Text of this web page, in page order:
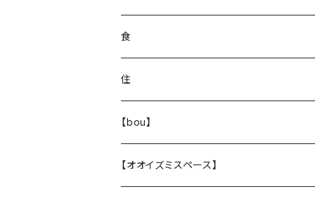
食
住
【bou】
【オオイズミスペース】